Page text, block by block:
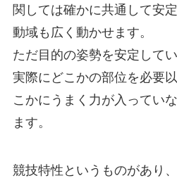
関しては確かに共通して安
動域も広く動かせます。
ただ目的の姿勢を安定して
実際にどこかの部位を必要
こかにうまく力が入ってい
ます。
競技特性というものがあり